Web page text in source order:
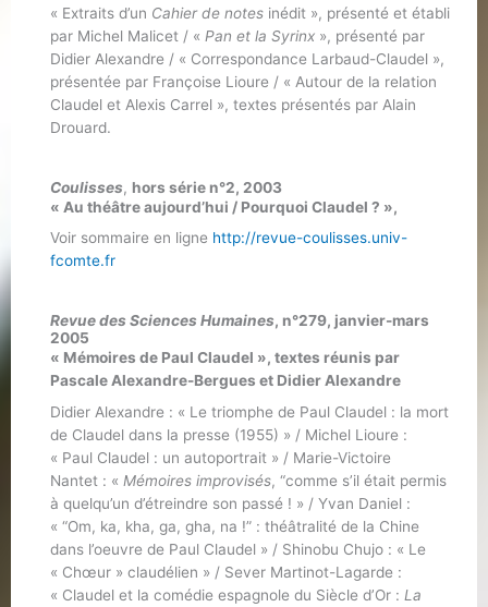
« Extraits d’un Cahier de notes inédit », présenté et établi
par Michel Malicet / « Pan et la Syrinx », présenté par
Didier Alexandre / « Correspondance Larbaud-Claudel »,
présentée par Françoise Lioure / « Autour de la relation
Claudel et Alexis Carrel », textes présentés par Alain
Drouard.
Coulisses, hors série n°2, 2003
« Au théâtre aujourd’hui / Pourquoi Claudel ? »,
Voir sommaire en ligne http://revue-coulisses.univ-
fcomte.fr
Revue des Sciences Humaines, n°279, janvier-mars
2005
« Mémoires de Paul Claudel », textes réunis par
Pascale Alexandre-Bergues et Didier Alexandre
Didier Alexandre : « Le triomphe de Paul Claudel : la mort
de Claudel dans la presse (1955) » / Michel Lioure :
« Paul Claudel : un autoportrait » / Marie-Victoire
Nantet : « Mémoires improvisés, “comme s’il était permis
à quelqu’un d’étreindre son passé ! » / Yvan Daniel :
« “Om, ka, kha, ga, gha, na !” : théâtralité de la Chine
dans l’oeuvre de Paul Claudel » / Shinobu Chujo : « Le
« Chœur » claudélien » / Sever Martinot-Lagarde :
« Claudel et la comédie espagnole du Siècle d’Or : La